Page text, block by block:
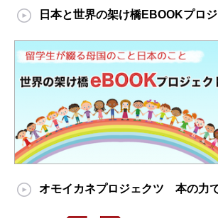
日本と世界の架け橋EBOOKプロ
オモイカネプロジェクツ 本の力